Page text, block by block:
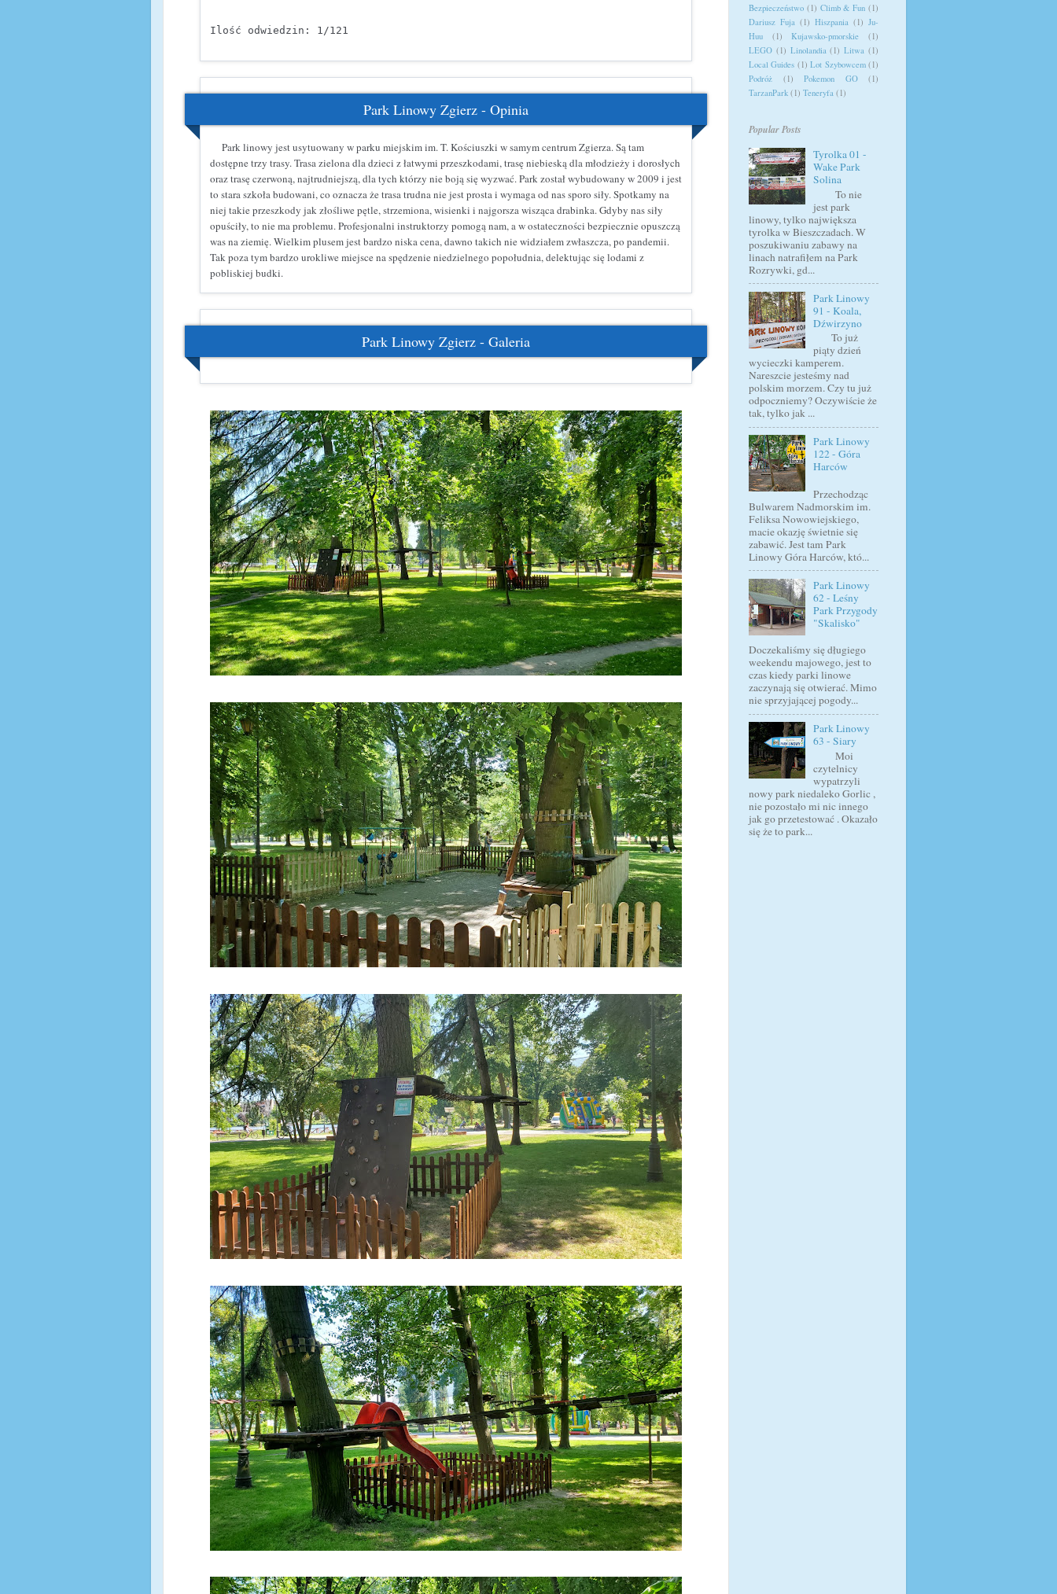
Ilość odwiedzin: 1/121
Park Linowy Zgierz - Opinia
Park linowy jest usytuowany w parku miejskim im. T. Kościuszki w samym centrum Zgierza. Są tam
dostępne trzy trasy. Trasa zielona dla dzieci z łatwymi przeszkodami, trasę niebieską dla młodzieży i dorosłych
oraz trasę czerwoną, najtrudniejszą, dla tych którzy nie boją się wyzwać. Park został wybudowany w 2009 i jest
to stara szkoła budowani, co oznacza że trasa trudna nie jest prosta i wymaga od nas sporo siły. Spotkamy na
niej takie przeszkody jak złośliwe pętle, strzemiona, wisienki i najgorsza wisząca drabinka. Gdyby nas siły
opuściły, to nie ma problemu. Profesjonalni instruktorzy pomogą nam, a w ostateczności bezpiecznie opuszczą
was na ziemię. Wielkim plusem jest bardzo niska cena, dawno takich nie widziałem zwłaszcza, po pandemii.
Tak poza tym bardzo urokliwe miejsce na spędzenie niedzielnego popołudnia, delektując się lodami z
pobliskiej budki.
Park Linowy Zgierz - Galeria
Bezpieczeństwo (1) Climb & Fun (1)
Dariusz Fuja (1) Hiszpania (1) Ju-
Huu
(1) Kujawsko-pmorskie
(1)
LEGO (1) Linolandia (1) Litwa (1)
Local Guides (1) Lot Szybowcem (1)
Podróż
(1) Pokemon GO
(1)
TarzanPark (1) Teneryfa (1)
Popular Posts
Tyrolka 01 -
Wake Park
Solina
To nie
jest park
linowy, tylko największa
tyrolka w Bieszczadach. W
poszukiwaniu zabawy na
linach natrafiłem na Park
Rozrywki, gd...
Park Linowy
91 - Koala,
Dźwirzyno
To już
piąty dzień
wycieczki kamperem.
Nareszcie jesteśmy nad
polskim morzem. Czy tu już
odpoczniemy? Oczywiście że
tak, tylko jak ...
Park Linowy
122 - Góra
Harców
Przechodząc
Bulwarem Nadmorskim im.
Feliksa Nowowiejskiego,
macie okazję świetnie się
zabawić. Jest tam Park
Linowy Góra Harców, któ...
Park Linowy
62 - Leśny
Park Przygody
"Skalisko"
Doczekaliśmy się długiego
weekendu majowego, jest to
czas kiedy parki linowe
zaczynają się otwierać. Mimo
nie sprzyjającej pogody...
Park Linowy
63 - Siary
Moi
czytelnicy
wypatrzyli
nowy park niedaleko Gorlic ,
nie pozostało mi nic innego
jak go przetestować . Okazało
się że to park...